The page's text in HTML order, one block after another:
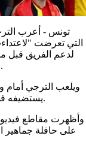
تونس - أعرب
التي تعرضت
لدعم الفريق قبل
الأفريقي لكرة القدم مستنكرا ما وقع من أحداث.
ويلعب الترجي أمام
يستضيفه في الأول من نوفمبر تشرين الثاني في لقاء الإياب.
وأظهرت مقاطع فيديو
على حافلة جماهير